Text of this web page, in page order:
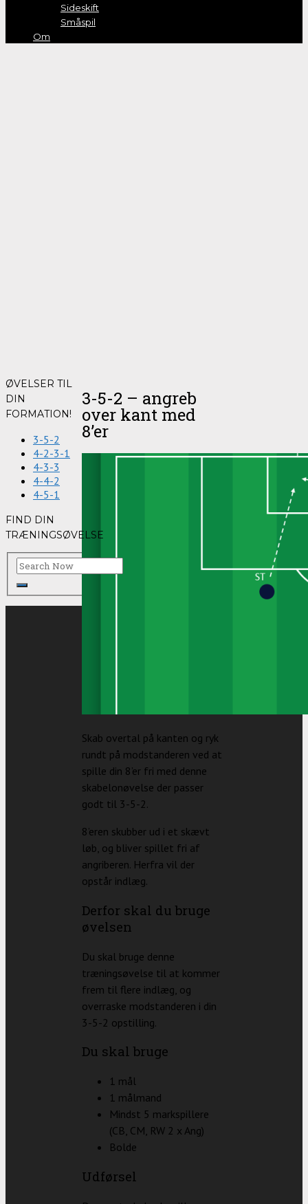
Sideskift
Småspil
Om
3-5-2 – angreb
over kant med
8’er
Skab overtal på kanten og ryk
rundt på modstanderen ved at
spille din 8’er fri med denne
skabelonøvelse der passer
godt til 3-5-2.
8’eren skubber ud i et skævt
løb, og bliver spillet fri af
angriberen. Herfra vil der
opstår indlæg.
Derfor skal du bruge
øvelsen
Du skal bruge denne
træningsøvelse til at kommer
frem til flere indlæg, og
overraske modstanderen i din
3-5-2 opstilling.
Du skal bruge
1 mål
1 målmand
Mindst 5 markspillere
(CB, CM, RW 2 x Ang)
Bolde
Udførsel
ØVELSER TIL
DIN
FORMATION!
3-5-2
4-2-3-1
4-3-3
4-4-2
4-5-1
FIND DIN
TRÆNINGSØVELSE